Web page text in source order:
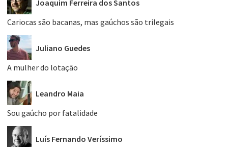
Joaquim Ferreira dos Santos
Cariocas são bacanas, mas gaúchos são trilegais
Juliano Guedes
A mulher do lotação
Leandro Maia
Sou gaúcho por fatalidade
Luís Fernando Veríssimo